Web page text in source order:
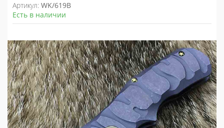
Артикул: WK/619B
Есть в наличии